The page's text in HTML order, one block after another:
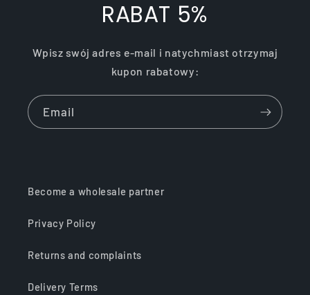
RABAT 5%
Wpisz swój adres e-mail i natychmiast otrzymaj
kupon rabatowy:
Email
Become a wholesale partner
Privacy Policy
Returns and complaints
Delivery Terms